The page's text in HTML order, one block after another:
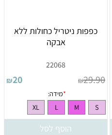
כפפות ניטריל כחולות ללא
אבקה
22068
₪29.90
₪20
הוסף לסל